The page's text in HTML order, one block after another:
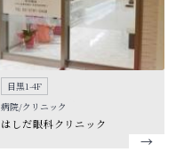
目黒1-4F
病院/クリニック
はしだ眼科クリニック